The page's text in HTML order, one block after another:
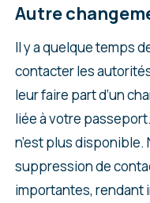
Autre
Il y a quelque temps
contacter les
leur faire part d’un
liée à votre
n’est plus
suppression de
importantes, rendant